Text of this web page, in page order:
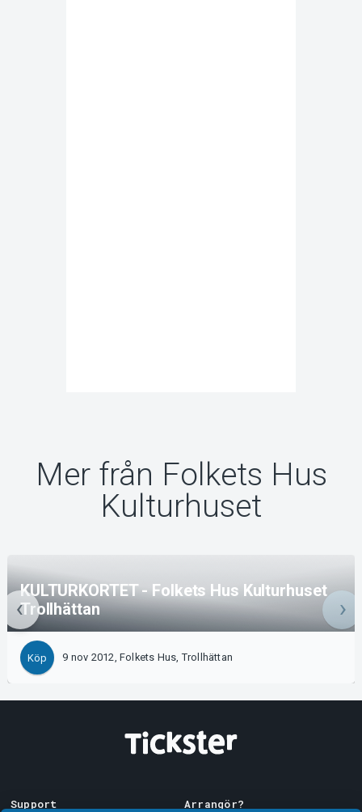
Mer från Folkets Hus
Kulturhuset
KULTURKORTET - Folkets Hus Kulturhuset
Trollhättan
Köp 9 nov 2012, Folkets Hus, Trollhättan
Support Arrangör?